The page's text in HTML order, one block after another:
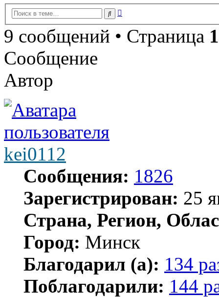
Поиск
9 сообщений • Страница 1
Сообщение
Автор
kei0112
Сообщения: 1826
Зарегистрирован: 25
Страна, Регион,
Город: Минск
Благодарил (а): 134
Поблагодарили: 144